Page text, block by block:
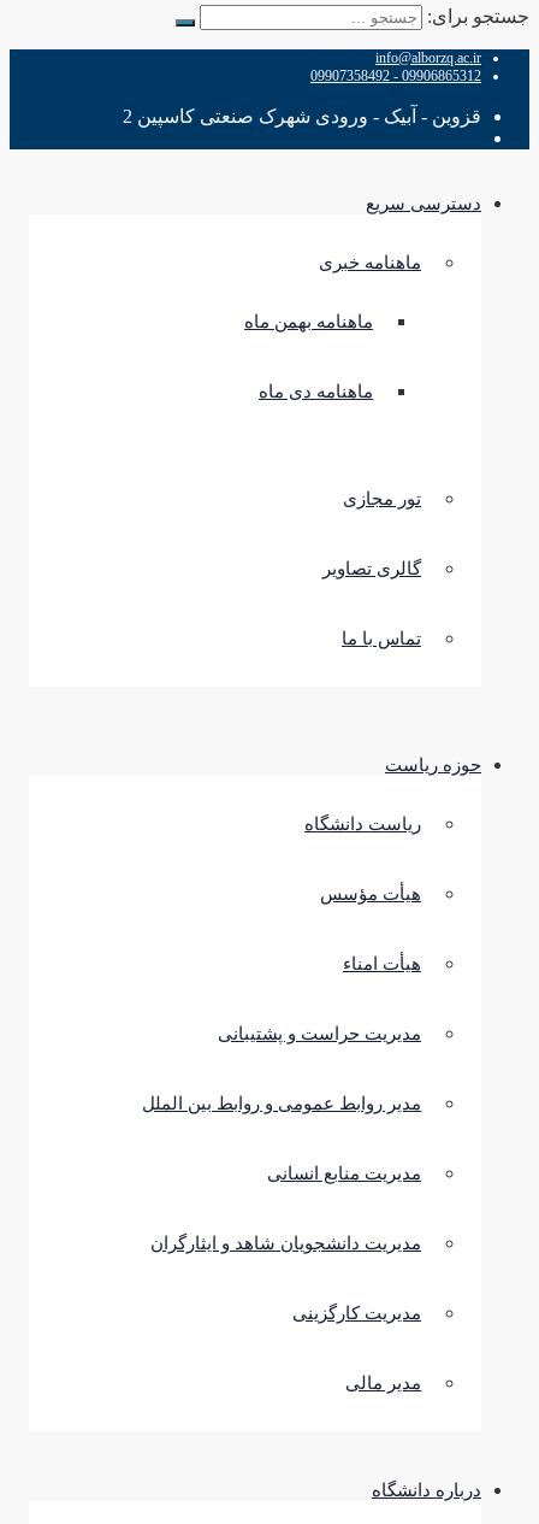
جستجو برای:
info@alborzq.ac.ir
09906865312 - 09907358492
قزوین - آبیک - ورودی شهرک صنعتی کاسپین 2
دسترسی سریع
ماهنامه خبری
ماهنامه بهمن ماه
ماهنامه دی ماه
تور مجازی
گالری تصاویر
تماس با ما
حوزه ریاست
ریاست دانشگاه
هیأت مؤسس
هیأت امناء
مدیریت حراست و پشتیبانی
مدیر روابط عمومی و روابط بین الملل
مدیریت منابع انسانی
مدیریت دانشجویان شاهد و ایثارگران
مدیریت کارگزینی
مدیر مالی
درباره دانشگاه